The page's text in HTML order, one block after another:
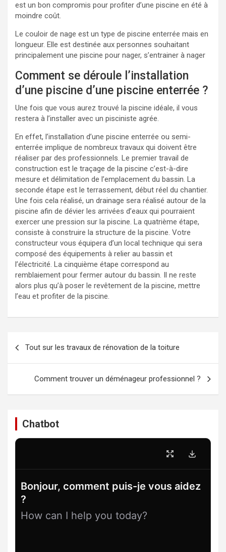
est un bon compromis pour profiter d’une piscine en été à
moindre coût.
Le couloir de nage est un type de piscine enterrée mais en
longueur. Elle est destinée aux personnes souhaitant
principalement une piscine pour nager, s’entrainer à nager
Comment se déroule l’installation
d’une piscine d’une piscine enterrée ?
Une fois que vous aurez trouvé la piscine idéale, il vous
restera à l’installer avec un pisciniste agrée.
En effet, l’installation d’une piscine enterrée ou semi-
enterrée implique de nombreux travaux qui doivent être
réaliser par des professionnels. Le premier travail de
construction est le traçage de la piscine c’est-à-dire
mesure et délimitation de l’emplacement du bassin. La
seconde étape est le terrassement, début réel du chantier.
Une fois cela réalisé, un drainage sera réalisé autour de la
piscine afin de dévier les arrivées d’eaux qui pourraient
exercer une pression sur la piscine. La quatrième étape,
consiste à construire la structure de la piscine. Votre
constructeur vous équipera d’un local technique qui sera
composé des équipements à relier au bassin et
l’électricité. La cinquième étape correspond au
remblaiement pour fermer autour du bassin. Il ne reste
alors plus qu’à poser le revêtement de la piscine, mettre
l’eau et profiter de la piscine.
l’article
Tout sur les travaux de rénovation de la toiture
Comment trouver un déménageur professionnel ?
Chatbot
Bonjour, comment puis-je vous aidez
?
How can I help you today?